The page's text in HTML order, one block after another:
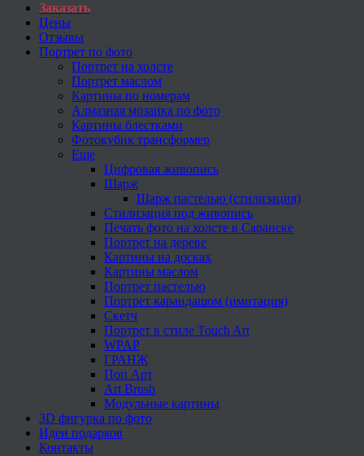
Заказать
Цены
Отзывы
Портрет по фото
Портрет на холсте
Портрет маслом
Картины по номерам
Алмазная мозаика по фото
Картины блестками
Фотокубик трансформер
Еще
Цифровая живопись
Шарж
Шарж пастелью (стилизация)
Стилизация под живопись
Печать фото на холсте в Саранске
Портрет на дереве
Картины на досках
Картины маслом
Портрет пастелью
Портрет карандашом (имитация)
Скетч
Портрет в стиле Touch Art
WPAP
ГРАНЖ
Поп Арт
Art Brush
Модульные картины
3D фигурка по фото
Идеи подарков
Контакты